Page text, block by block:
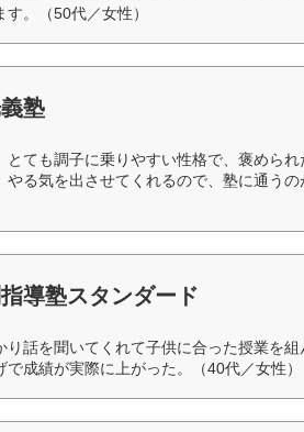
す。（50代／女性）
塾
とても調子に乗りやすい性格で、褒めら
やる気を出させてくれるので、塾に通う
導塾スタンダード
り話を聞いてくれて子供に合った授業を
で成績が実際に上がった。（40代／女性）